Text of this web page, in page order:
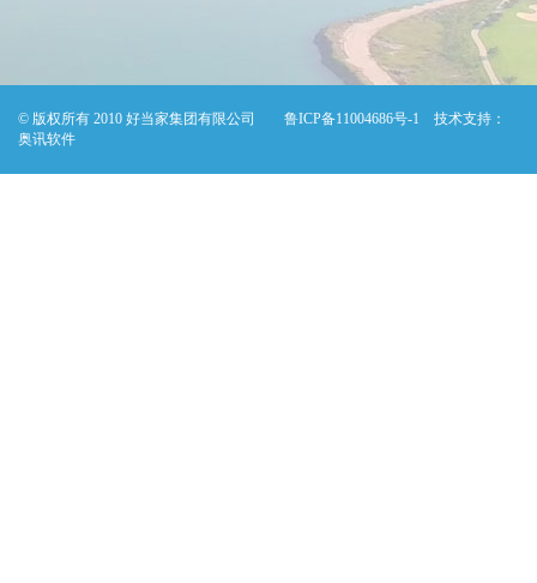
© 版权所有 2010 好当家集团有限公司 鲁ICP备11004686号-1
技术支持：
奥讯软件